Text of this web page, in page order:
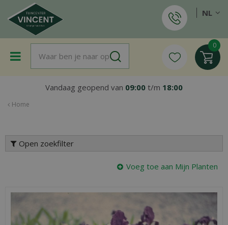
a
Home
Vandaag geopend van 09:00 t/m 18:00
NL
Open zoekfilter
Voeg toe aan Mijn Planten